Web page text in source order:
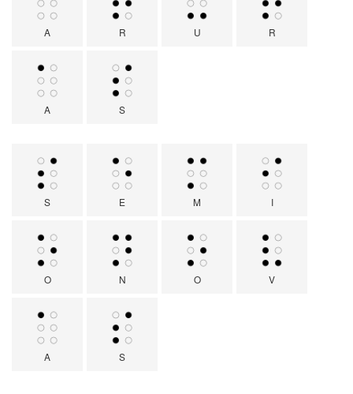
A R U R
A S
S E M I
O N O V
A S